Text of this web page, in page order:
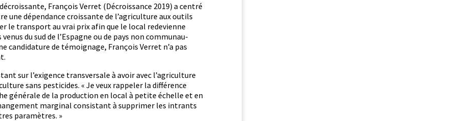
François Ver­ret (Décrois­sance 2019) a cen­tré
une dépen­dance crois­sante de l’agriculture aux out­ils
le trans­port au vrai prix afin que le local rede­vi­enne
du sud de l’Espagne ou de pays non com­mu­nau­
can­di­da­ture de témoignage, François Ver­ret n’a pas
sur l’exigence trans­ver­sale à avoir avec l’agriculture
sans pes­ti­cides. « Je veux rap­pel­er la dif­férence
générale de la pro­duc­tion en local à petite échelle et en
mar­gin­al con­sis­tant à sup­primer les intrants
paramètres. »